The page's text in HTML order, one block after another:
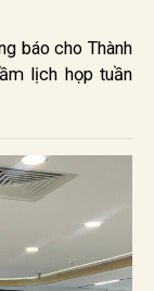
báo cho Thành
lịch họp tuần